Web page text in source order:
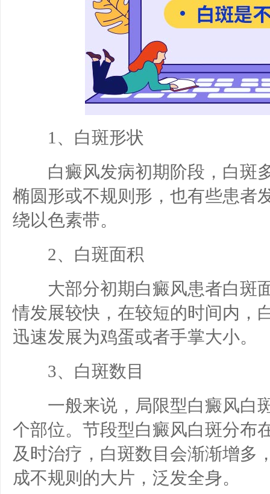
1、白斑形状
白癜风发病初期阶段，白斑
椭圆形或不规则形，也有些患者
绕以色素带。
2、白斑面积
大部分初期白癜风患者白斑
情发展较快，在较短的时间内，
迅速发展为鸡蛋或者手掌大小。
3、白斑数目
一般来说，局限型白癜风白
个部位。节段型白癜风白斑分布
及时治疗，白斑数目会渐渐增多
成不规则的大片，泛发全身。